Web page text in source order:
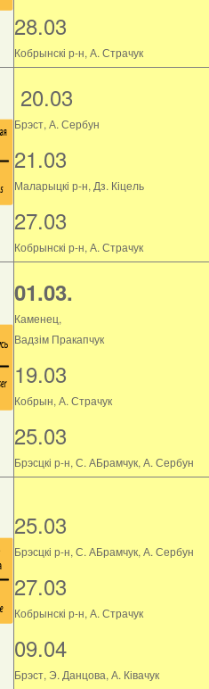
28.03
Кобрынскі р-н, А. Страчук
20.03
Брэст, А. Сербун
21.03
Маларыцкі р-н, Дз. Кіцель
27.03
Кобрынскі р-н, А. Страчук
01.03.
Каменец,
Вадзім Пракапчук
19.03
Кобрын, А. Страчук
25.03
Брэсцкі р-н, С. АБрамчук, А. Сербун
25.03
Брэсцкі р-н, С. АБрамчук, А. Сербун
27.03
Кобрынскі р-н, А. Страчук
09.04
Брэст, Э. Данцова, А. Ківачук